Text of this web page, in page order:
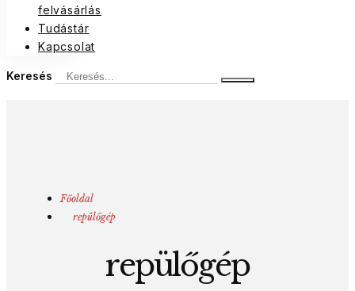
felvásárlás
Tudástár
Kapcsolat
Keresés
Főoldal
repülőgép
repülőgép